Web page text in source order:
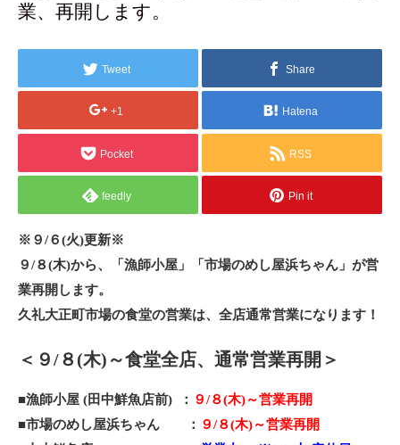
業、再開します。
Tweet Share
+1 Hatena
Pocket RSS
feedly Pin it
※ ９/６(火)更新※
９/８(木)から、「漁師小屋」「市場のめし屋浜ちゃん」が営
業再開します。
久礼大正町市場の食堂の営業は、全店通常営業になります！
＜９/８(木)～食堂全店、通常営業再開＞
■漁師小屋 (田中鮮魚店前) ： ９/８(木)～営業再開
■市場のめし屋浜ちゃん ： ９/８(木)～営業再開